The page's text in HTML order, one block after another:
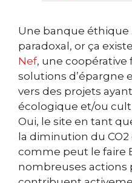
Une banque éthique
paradoxal, or ça
Nef, une coopérative
solutions d’épargne
vers des projets
écologique et/ou
Oui, le site en tant
la diminution du
comme peut le faire
nombreuses actions